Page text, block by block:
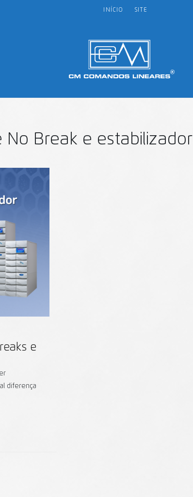
INÍCIO SITE
No Break e estabilizador
e
diferença